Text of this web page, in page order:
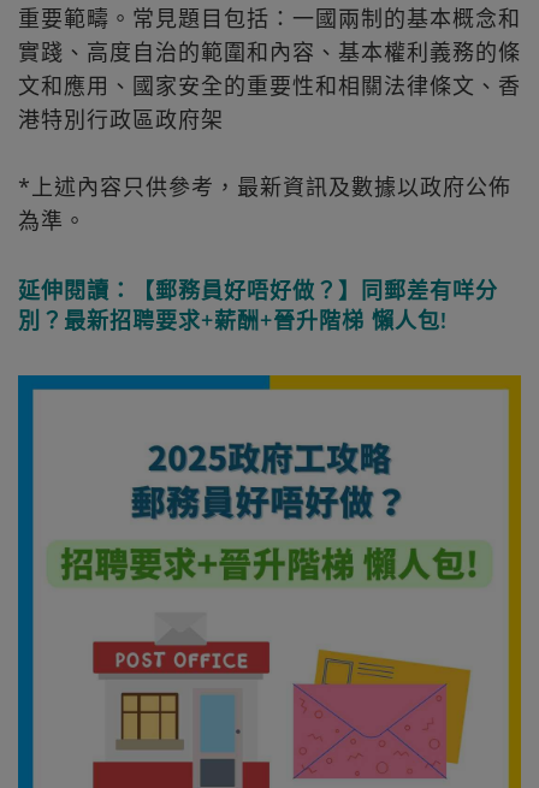
重要範疇。常見題目包括：一國兩制的基本概念和
實踐、高度自治的範圍和內容、基本權利義務的條
文和應用、國家安全的重要性和相關法律條文、香
港特別行政區政府架
*上述內容只供參考，最新資訊及數據以政府公佈
為準。
延伸閱讀：【郵務員好唔好做？】同郵差有咩分
別？最新招聘要求+薪酬+晉升階梯 懶人包!